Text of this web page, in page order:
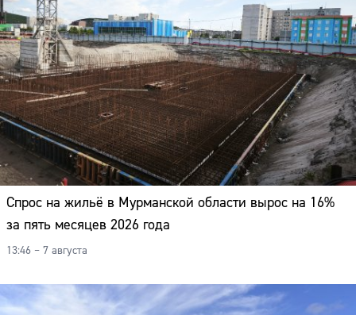
Спрос на жильё в Мурманской области вырос на 16%
за пять месяцев 2026 года
13:46 – 7 августа